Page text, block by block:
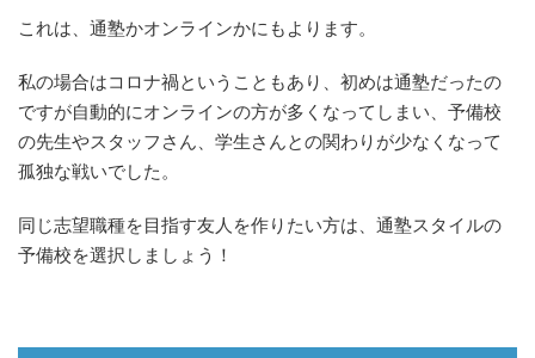
これは、通塾かオンラインかにもよります。
私の場合はコロナ禍ということもあり、初めは通塾だったの
ですが自動的にオンラインの方が多くなってしまい、予備校
の先生やスタッフさん、学生さんとの関わりが少なくなって
孤独な戦いでした。
同じ志望職種を目指す友人を作りたい方は、通塾スタイルの
予備校を選択しましょう！